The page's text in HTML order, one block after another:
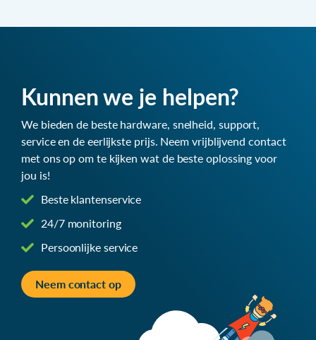
Kunnen we je helpen?
We bieden de beste hardware, snelheid, support,
service en de eerlijkste prijs. Neem vrijblijvend contact
met ons op om te kijken wat de beste oplossing voor
jou is!
Beste klantenservice
24/7 monitoring
Persoonlijke service
Neem contact op